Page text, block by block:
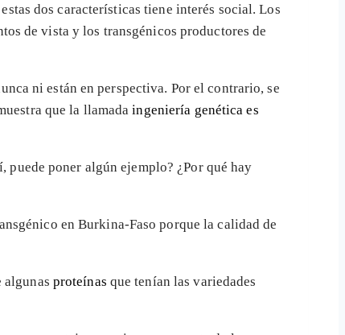
dos características tiene interés social. Los
de vista y los transgénicos productores de
ni están en perspectiva. Por el contrario, se
que la llamadaingeniería genética es
puede poner algún ejemplo? ¿Por qué hay
en Burkina-Faso porque la calidad de
algunas proteínas que tenían las variedades